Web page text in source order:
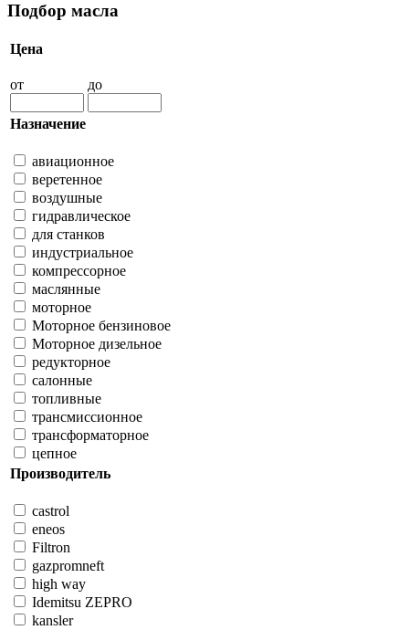
Подбор масла
Цена
от до
Назначение
авиационное
веретенное
воздушные
гидравлическое
для станков
индустриальное
компрессорное
маслянные
моторное
Моторное бензиновое
Моторное дизельное
редукторное
салонные
топливные
трансмиссионное
трансформаторное
цепное
Производитель
castrol
eneos
Filtron
gazpromneft
high way
Idemitsu ZEPRO
kansler